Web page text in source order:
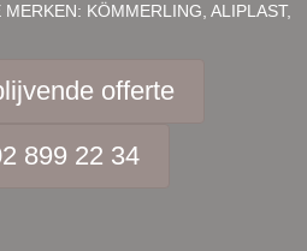
KÖMMERLING, ALIPLAST,
offerte
899 22 34